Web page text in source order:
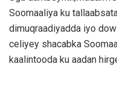
Soomaaliya ku
dimuqraadiyadda iyo
celiyey shacabka
kaalintooda ku aadan